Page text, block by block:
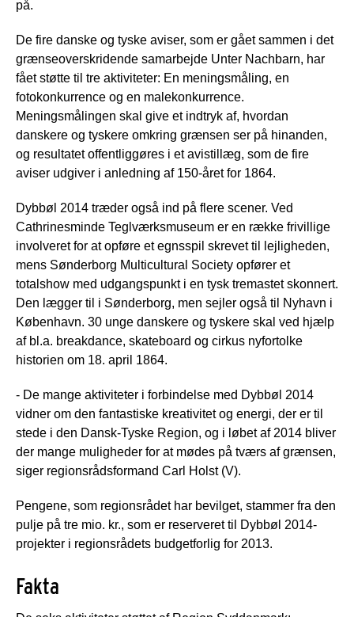
på.
De fire danske og tyske aviser, som er gået sammen i det
grænseoverskridende samarbejde Unter Nachbarn, har
fået støtte til tre aktiviteter: En meningsmåling, en
fotokonkurrence og en malekonkurrence.
Meningsmålingen skal give et indtryk af, hvordan
danskere og tyskere omkring grænsen ser på hinanden,
og resultatet offentliggøres i et avistillæg, som de fire
aviser udgiver i anledning af 150-året for 1864.
Dybbøl 2014 træder også ind på flere scener. Ved
Cathrinesminde Teglværksmuseum er en række frivillige
involveret for at opføre et egnsspil skrevet til lejligheden,
mens Sønderborg Multicultural Society opfører et
totalshow med udgangspunkt i en tysk tremastet skonnert.
Den lægger til i Sønderborg, men sejler også til Nyhavn i
København. 30 unge danskere og tyskere skal ved hjælp
af bl.a. breakdance, skateboard og cirkus nyfortolke
historien om 18. april 1864.
- De mange aktiviteter i forbindelse med Dybbøl 2014
vidner om den fantastiske kreativitet og energi, der er til
stede i den Dansk-Tyske Region, og i løbet af 2014 bliver
der mange muligheder for at mødes på tværs af grænsen,
siger regionsrådsformand Carl Holst (V).
Pengene, som regionsrådet har bevilget, stammer fra den
pulje på tre mio. kr., som er reserveret til Dybbøl 2014-
projekter i regionsrådets budgetforlig for 2013.
Fakta